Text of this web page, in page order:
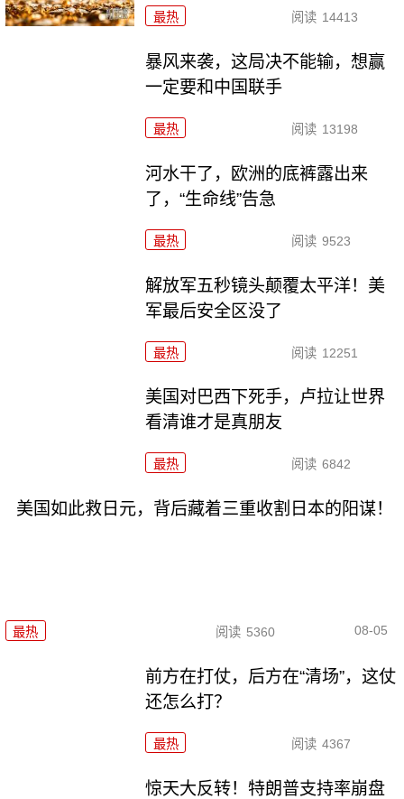
最热 阅读 14413
暴风来袭，这局决不能输，想赢
一定要和中国联手
最热 阅读 13198
河水干了，欧洲的底裤露出来
了，“生命线”告急
最热 阅读 9523
解放军五秒镜头颠覆太平洋！美
军最后安全区没了
最热 阅读 12251
美国对巴西下死手，卢拉让世界
看清谁才是真朋友
最热 阅读 6842
美国如此救日元，背后藏着三重收割日本的阳谋！
最热 阅读 5360 08-05
前方在打仗，后方在“清场”，这仗
还怎么打？
最热 阅读 4367
惊天大反转！特朗普支持率崩盘